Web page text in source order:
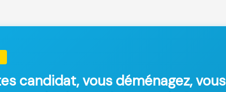
candidat, vous déménagez, vous